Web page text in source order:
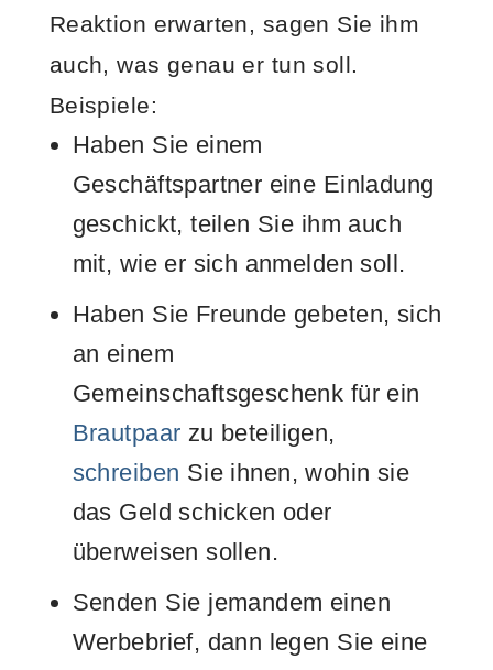
Reaktion erwarten, sagen Sie ihm
auch, was genau er tun soll.
Beispiele:
Haben Sie einem
Geschäftspartner eine Einladung
geschickt, teilen Sie ihm auch
mit, wie er sich anmelden soll.
Haben Sie Freunde gebeten, sich
an einem
Gemeinschaftsgeschenk für ein
Brautpaar zu beteiligen,
schreiben Sie ihnen, wohin sie
das Geld schicken oder
überweisen sollen.
Senden Sie jemandem einen
Werbebrief, dann legen Sie eine